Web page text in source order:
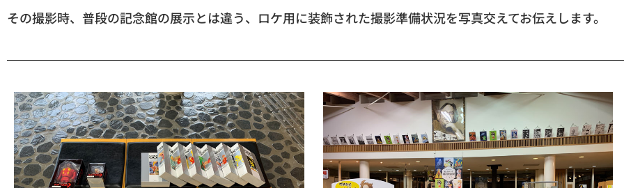
その撮影時、普段の記念館の展示とは違う、ロケ用に装飾された撮影準備状況を写真交えてお伝えします。